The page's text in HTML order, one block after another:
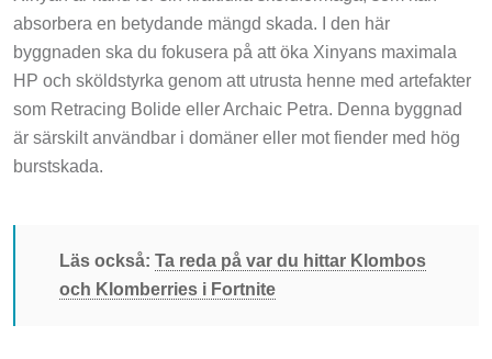
absorbera en betydande mängd skada. I den här
byggnaden ska du fokusera på att öka Xinyans maximala
HP och sköldstyrka genom att utrusta henne med artefakter
som Retracing Bolide eller Archaic Petra. Denna byggnad
är särskilt användbar i domäner eller mot fiender med hög
burstskada.
Läs också: Ta reda på var du hittar Klombos
och Klomberries i Fortnite